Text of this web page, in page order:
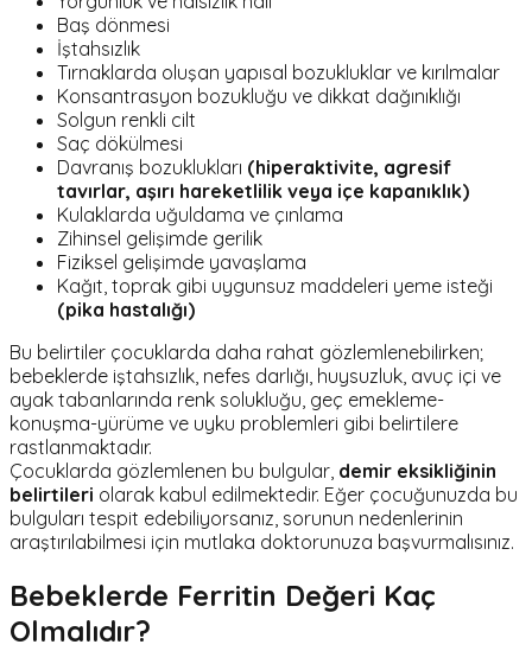
Baş dönmesi
İştahsızlık
Tırnaklarda oluşan yapısal bozukluklar ve kırılmalar
Konsantrasyon bozukluğu ve dikkat dağınıklığı
Solgun renkli cilt
Saç dökülmesi
Davranış bozuklukları (hiperaktivite, agresif
tavırlar, aşırı hareketlilik veya içe kapanıklık)
Kulaklarda uğuldama ve çınlama
Zihinsel gelişimde gerilik
Fiziksel gelişimde yavaşlama
Kağıt, toprak gibi uygunsuz maddeleri yeme isteği
(pika hastalığı)
Bu belirtiler çocuklarda daha rahat gözlemlenebilirken;
bebeklerde iştahsızlık, nefes darlığı, huysuzluk, avuç içi ve
ayak tabanlarında renk solukluğu, geç emekleme-
konuşma-yürüme ve uyku problemleri gibi belirtilere
rastlanmaktadır.
Çocuklarda gözlemlenen bu bulgular, demir eksikliğinin
belirtileri olarak kabul edilmektedir. Eğer çocuğunuzda bu
bulguları tespit edebiliyorsanız, sorunun nedenlerinin
araştırılabilmesi için mutlaka doktorunuza başvurmalısınız.
Bebeklerde Ferritin Değeri Kaç
Olmalıdır?